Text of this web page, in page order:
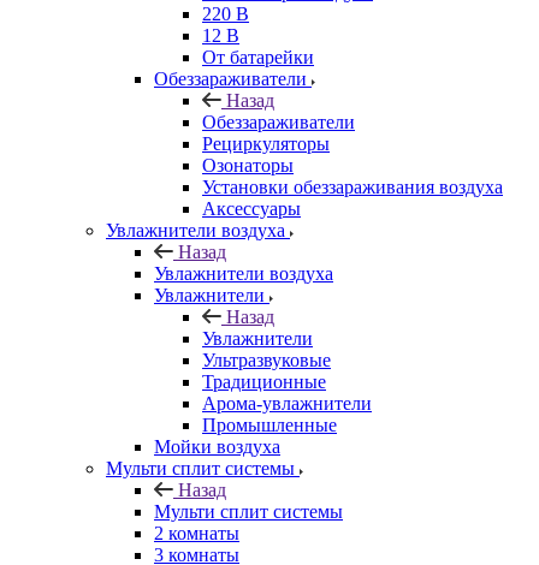
220 В
12 В
От батарейки
Обеззараживатели
Назад
Обеззараживатели
Рециркуляторы
Озонаторы
Установки обеззараживания воздуха
Аксессуары
Увлажнители воздуха
Назад
Увлажнители воздуха
Увлажнители
Назад
Увлажнители
Ультразвуковые
Традиционные
Арома-увлажнители
Промышленные
Мойки воздуха
Мульти сплит системы
Назад
Мульти сплит системы
2 комнаты
3 комнаты